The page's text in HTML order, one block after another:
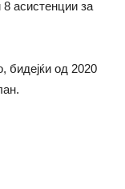
8 асистенции за
бидејќи од 2020